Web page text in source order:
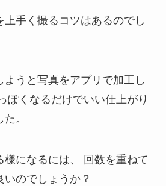
手く撮るコツはあるのでし
うと写真をアプリで加工し
ぽくなるだけでいい仕上がり
。
になるには、
回数を重ねて
のでしょうか？